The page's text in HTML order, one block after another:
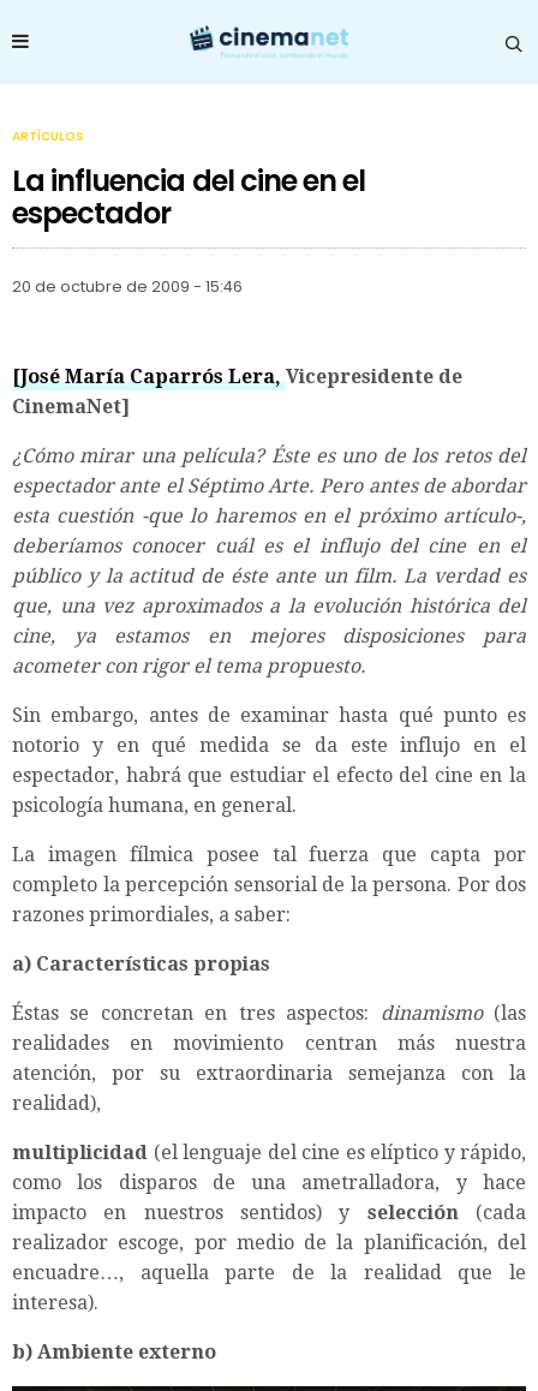
ARTÍCULOS
La influencia del cine en el
espectador
20 de octubre de 2009 - 15:46
[José María Caparrós Lera,Vicepresidente de
CinemaNet]
¿Cómo mirar una película? Éste es uno de los retos del
espectador ante el Séptimo Arte. Pero antes de abordar
esta cuestión -que lo haremos en el próximo artículo-,
deberíamos conocer cuál es el influjo del cine en el
público y la actitud de éste ante un film. La verdad es
que, una vez aproximados a la evolución histórica del
cine, ya estamos en mejores disposiciones para
acometer con rigor el tema propuesto.
Sin embargo, antes de examinar hasta qué punto es
notorio y en qué medida se da este influjo en el
espectador, habrá que estudiar el efecto del cine en la
psicología humana, en general.
La imagen fílmica posee tal fuerza que capta por
completo la percepción sensorial de la persona. Por dos
razones primordiales, a saber:
a) Características propias
Éstas se concretan en tres aspectos: dinamismo(las
realidades en movimiento centran más nuestra
atención, por su extraordinaria semejanza con la
realidad),
multiplicidad (el lenguaje del cine es elíptico y rápido,
como los disparos de una ametralladora, y hace
impacto en nuestros sentidos) y selección(cada
realizador escoge, por medio de la planificación, del
encuadre…, aquella parte de la realidad que le
interesa).
b) Ambiente externo